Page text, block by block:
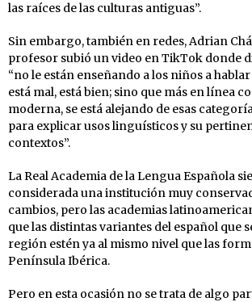
las raíces de las culturas antiguas”.
Sin embargo, también en redes, Adrian
profesor subió un video en TikTok donde
“no le están enseñando a los niños a
está mal, está bien; sino que más en línea
moderna, se está alejando de esas
para explicar usos linguísticos y su
contextos”.
La Real Academia de la Lengua Española
considerada una institución muy
cambios, pero las academias
que las distintas variantes del español que
región estén ya al mismo nivel que las
Península Ibérica.
Pero en esta ocasión no se trata de algo